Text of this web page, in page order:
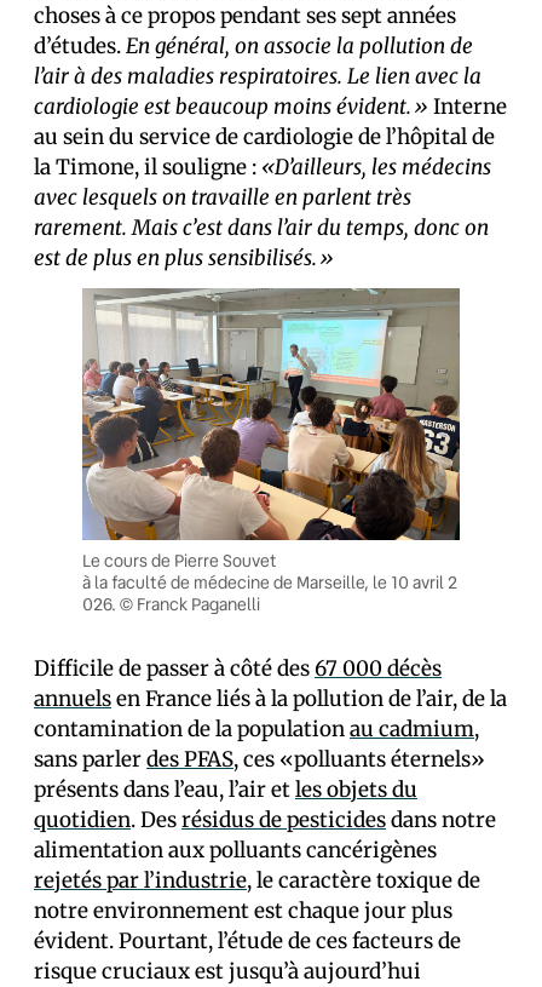
choses à ce propos pendant ses sept années
d’études.En général, on associe la pollution de
l’air à des maladies respiratoires. Le lien avec la
cardiologie est beaucoup moins évident.» Interne
au sein du service de cardiologie de l’hôpital de
la Timone, il souligne : «D’ailleurs, les médecins
avec lesquels on travaille en parlent très
rarement. Mais c’est dans l’air du temps, donc on
est de plus en plus sensibilisés.»
Le cours de Pierre Souvet
à la faculté de médecine de Marseille, le 10 avril 2
026. © Franck Paganelli
Difficile de passer à côté des 67 000 décès
annuelsen France liés à la pollution de l’air, de la
contamination de la populationau cadmium,
sans parlerdes PFAS, ces «polluants éternels»
présents dans l’eau, l’air etles objets du
quotidien. Desrésidus de pesticidesdans notre
alimentation aux polluants cancérigènes
rejetés par l’industrie, le caractère toxique de
notre environnement est chaque jour plus
évident. Pourtant, l’étude de ces facteurs de
risque cruciaux est jusqu’à aujourd’hui